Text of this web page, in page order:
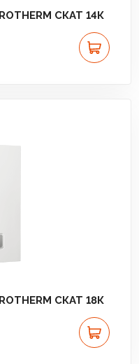
СКАТ 14К
СКАТ 18К